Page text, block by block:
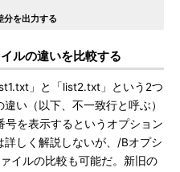
分を出力する
ルの違いを比較する
」と「list2.txt」という2つ
い（以下、不一致行と呼ぶ）
を表示するというオプション
しく解説しないが、/Bオプシ
イルの比較も可能だ。新旧の